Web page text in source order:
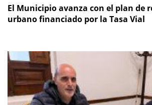
El Municipio avanza con el plan de
urbano financiado por la Tasa Vial